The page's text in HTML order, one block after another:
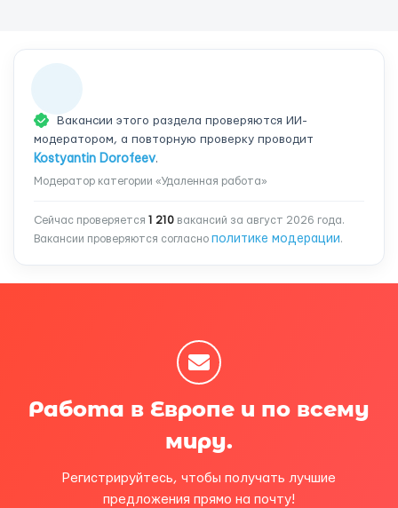
Вакансии этого раздела проверяются ИИ-
модератором, а повторную проверку проводит
Kostyantin Dorofeev.
Модератор категории «Удаленная работа»
Сейчас проверяется 1 210 вакансий за август 2026 года.
Вакансии проверяются согласно политике модерации.
Работа в Европе и по всему
миру.
Регистрируйтесь, чтобы получать лучшие
предложения прямо на почту!